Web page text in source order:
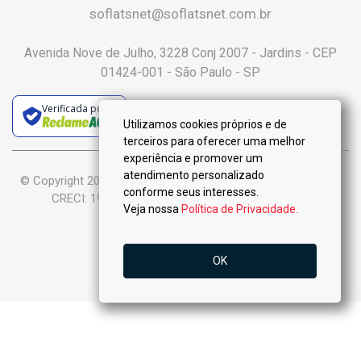
soflatsnet@soflatsnet.com.br
Avenida Nove de Julho, 3228 Conj 2007 - Jardins - CEP
01424-001 - São Paulo - SP
Verificada por
© Copyright 2025 :: Só Flats Negócios Imobiliários Ltda-Me ::
CRECI: 19.926-J - Todos os Direitos Reservados.
Utilizamos cookies próprios e de
terceiros para oferecer uma melhor
experiência e promover um
atendimento personalizado
conforme seus interesses.
Veja nossa Política de Privacidade.
OK